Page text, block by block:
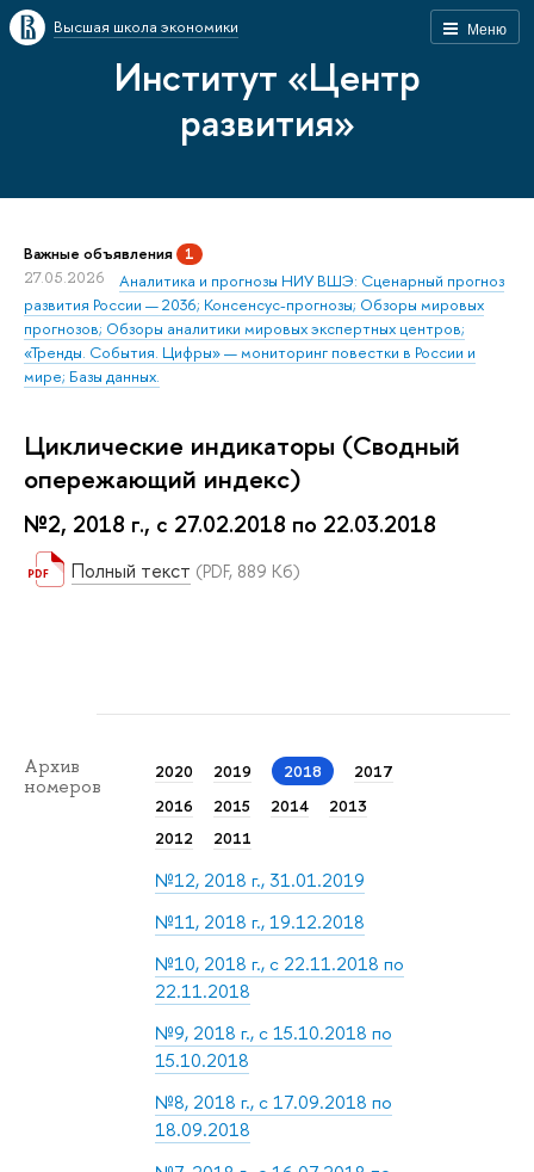
Меню
Высшая школа экономики
Институт «Центр
развития»
Важные объявления 1
27.05.2026
Аналитика и прогнозы НИУ ВШЭ: Сценарный прогноз
развития России — 2036; Консенсус-прогнозы; Обзоры мировых
прогнозов; Обзоры аналитики мировых экспертных центров;
«Тренды. События. Цифры» — мониторинг повестки в России и
мире; Базы данных.
Циклические индикаторы (Сводный
опережающий индекс)
№2, 2018 г., с 27.02.2018 по 22.03.2018
Полный текст (PDF, 889 Кб)
Архив
номеров
2020 2019 2018
2017
2016
2015 2014
2013
2012
2011
№12, 2018 г., 31.01.2019
№11, 2018 г., 19.12.2018
№10, 2018 г., с 22.11.2018 по
22.11.2018
№9, 2018 г., с 15.10.2018 по
15.10.2018
№8, 2018 г., с 17.09.2018 по
18.09.2018